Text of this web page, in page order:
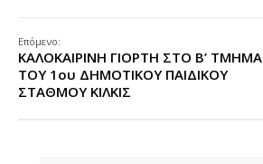
Επόμενο:
ΚΑΛΟΚΑΙΡΙΝΗ ΓΙΟΡΤΗ ΣΤΟ Β’ ΤΜΗΜΑ
ΤΟΥ 1ου ΔΗΜΟΤΙΚΟΥ ΠΑΙΔΙΚΟΥ
ΣΤΑΘΜΟΥ ΚΙΛΚΙΣ